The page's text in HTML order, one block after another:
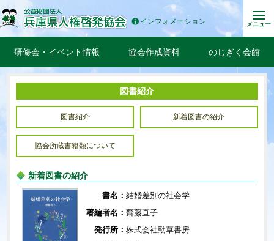
インフォメーション メニュー
研修会・イベント情報 協会作成資料 のじぎく会館
図書紹介
図書紹介 新着図書の紹介
協会所蔵書籍類について
新着図書の紹介
書名：結婚差別の社会学
著編者名：齋藤直子
発行所：株式会社勁草書房